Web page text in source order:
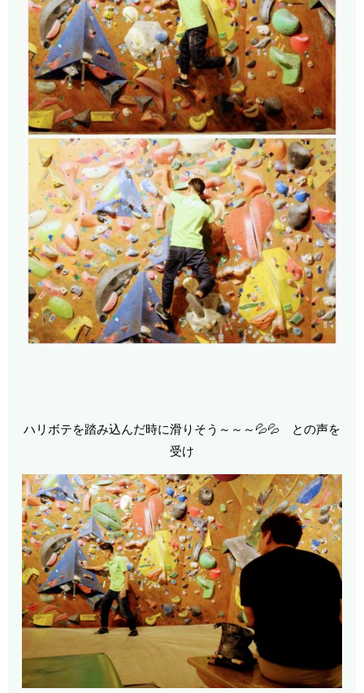
ハリボテを踏み込んだ時に滑りそう～～～💦💦 との声を
受け